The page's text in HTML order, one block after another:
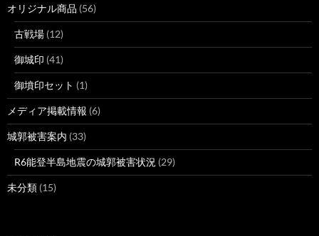
オリジナル商品 (56)
古戦場 (12)
御城印 (41)
御墳印セット (1)
メディア掲載情報 (6)
城郭被害案内 (33)
R6能登半島地震の城郭被害状況 (29)
未分類 (15)